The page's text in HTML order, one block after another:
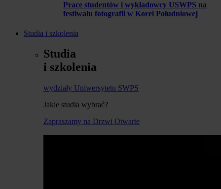
Prace studentów i wykładowcy USWPS na
festiwalu fotografii w Korei Południowej
Studia i szkolenia
Studia
i szkolenia
wydziały Uniwersytetu SWPS
Jakie studia wybrać?
Zapraszamy na Drzwi Otwarte